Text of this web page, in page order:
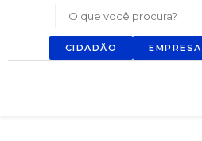
O que você procura?
CIDADÃO EMPRESA